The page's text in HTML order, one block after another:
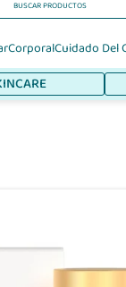
CorporalCuidado Del